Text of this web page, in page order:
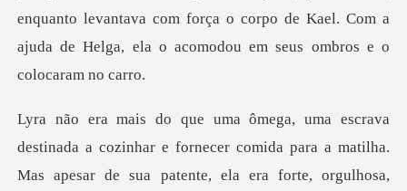
enquanto levantava com força o corpo de Kael
apesar de sua patente, ela era forte, orgulhosa,